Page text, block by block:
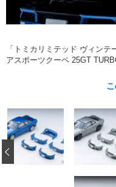
ショップレポート
レストア
カーメーカー「旧車」関連
ェクト
イベント
「トミカリミテッド ヴィン
アスポーツクーペ 25GT
‹